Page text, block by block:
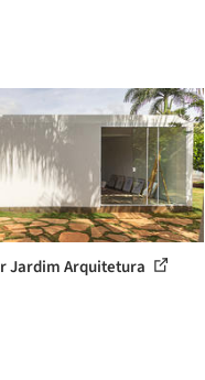
Jardim Arquitetura